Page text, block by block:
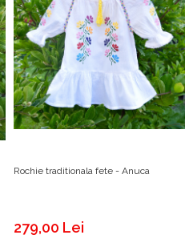
Rochie traditionala fete - Anuca
279,00 Lei